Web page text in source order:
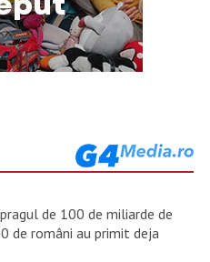
de 100 de miliarde de
de români au primit deja